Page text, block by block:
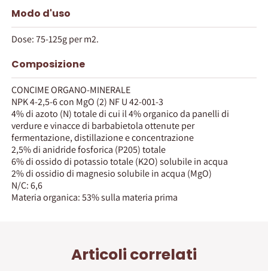
Modo d'uso
Dose: 75-125g per m2.
Composizione
CONCIME ORGANO-MINERALE
NPK 4-2,5-6 con MgO (2) NF U 42-001-3
4% di azoto (N) totale di cui il 4% organico da panelli di
verdure e vinacce di barbabietola ottenute per
fermentazione, distillazione e concentrazione
2,5% di anidride fosforica (P205) totale
6% di ossido di potassio totale (K2O) solubile in acqua
2% di ossidio di magnesio solubile in acqua (MgO)
N/C: 6,6
Materia organica: 53% sulla materia prima
Articoli correlati